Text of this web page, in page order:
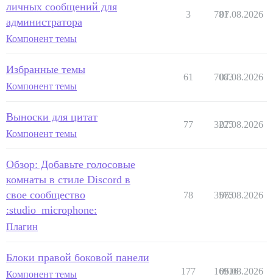
личных сообщений для
администратора
Компонент темы
3 781
07.08.2026
Избранные темы
Компонент темы
61 7083
07.08.2026
Выноски для цитат
Компонент темы
77 3225
07.08.2026
Обзор: Добавьте голосовые
комнаты в стиле Discord в
свое сообщество
:studio_microphone:
Плагин
78 3575
06.08.2026
Блоки правой боковой панели
Компонент темы 177 16916
06.08.2026